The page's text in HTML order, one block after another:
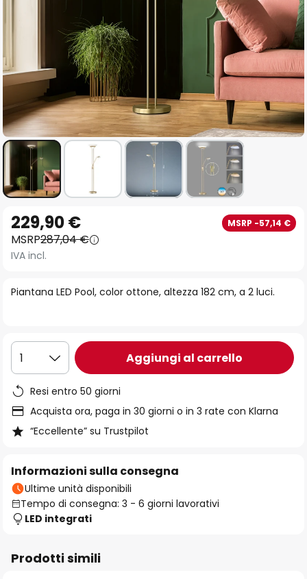
all'inizio
della
galleria
immagini
Piantana LED Pool, color ottone, altezza 182 cm, a 2 luci.
229,90 € MSRP -57,14 €
MSRP287,04 €
IVA incl.
1 Aggiungi al carrello
Resi entro 50 giorni
Acquista ora, paga in 30 giorni o in 3 rate con Klarna
“Eccellente” su Trustpilot
Informazioni sulla consegna
Ultime unità disponibili
Tempo di consegna: 3 - 6 giorni lavorativi
LED integrati
Prodotti simili